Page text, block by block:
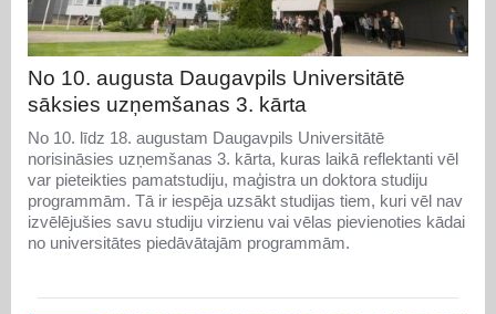
No 10. augusta Daugavpils Universitātē
sāksies uzņemšanas 3. kārta
No 10. līdz 18. augustam Daugavpils Universitātē
norisināsies uzņemšanas 3. kārta, kuras laikā reflektanti vēl
var pieteikties pamatstudiju, maģistra un doktora studiju
programmām. Tā ir iespēja uzsākt studijas tiem, kuri vēl nav
izvēlējušies savu studiju virzienu vai vēlas pievienoties kādai
no universitātes piedāvātajām programmām.